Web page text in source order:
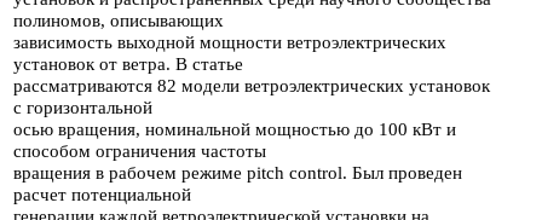
полиномов, описывающих
зависимость выходной мощности ве­троэлектрических
установок от ветра. В статье
рассматриваются 82 модели ветроэлектрических установок
с горизонтальной
осью вращения, номинальной мощностью до 100 кВт и
способом ограничения частоты
вращения в рабочем режиме pitch control. Был проведен
расчет потенциальной